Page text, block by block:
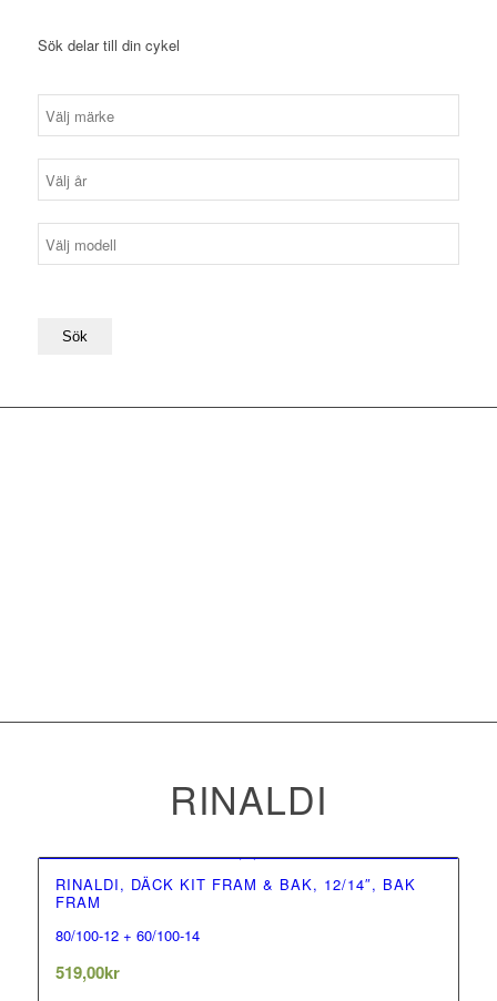
Sök delar till din cykel
Sök
RINALDI
RINALDI, DÄCK KIT FRAM & BAK, 12/14″, BAK
FRAM
80/100-12 + 60/100-14
519,00kr